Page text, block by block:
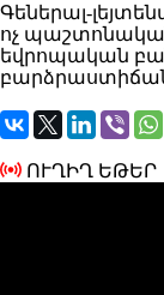
Գեներալ-
ոչ
եվրոպական
ՈՒՂԻՂ ԵԹԵՐ